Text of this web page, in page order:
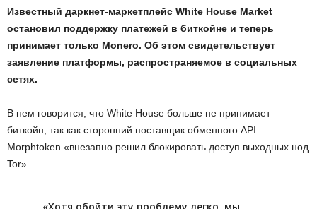
Известный даркнет-маркетплейс White House Market
остановил поддержку платежей в биткойне и теперь
принимает только Monero. Об этом свидетельствует
заявление платформы, распространяемое в социальных
сетях.
В нем говорится, что White House больше не принимает
биткойн, так как сторонний поставщик обменного API
Morphtoken «внезапно решил блокировать доступ выходных нод
Tor».